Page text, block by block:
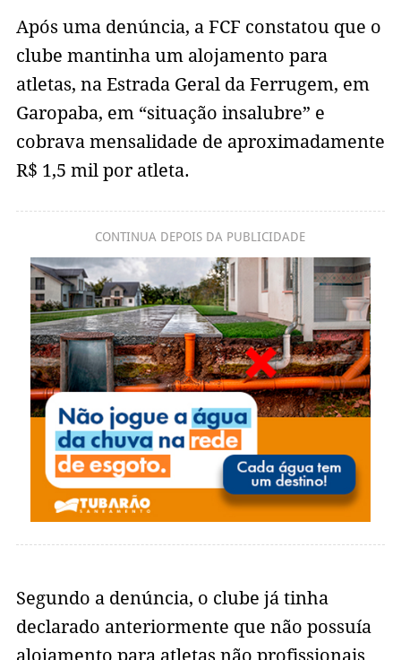
Após uma denúncia, a FCF constatou que o
clube mantinha um alojamento para
atletas, na Estrada Geral da Ferrugem, em
Garopaba, em “situação insalubre” e
cobrava mensalidade de aproximadamente
R$ 1,5 mil por atleta.
CONTINUA DEPOIS DA PUBLICIDADE
Segundo a denúncia, o clube já tinha
declarado anteriormente que não possuía